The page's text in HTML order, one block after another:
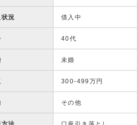
況 借入中
40代
未婚
300-499万円
その他